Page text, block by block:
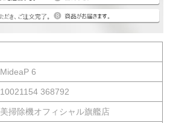
MideaP 6
10021154 368792
美掃除機オフィシャル旗艦店